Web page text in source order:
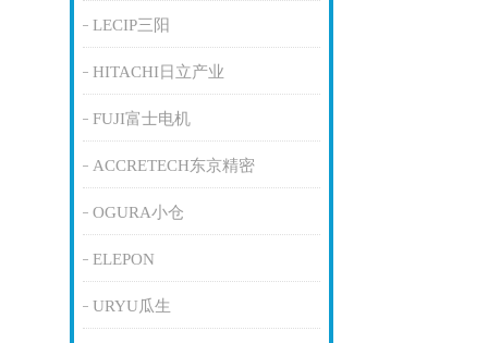
LECIP三阳
HITACHI日立产业
FUJI富士电机
ACCRETECH东京精密
OGURA小仓
ELEPON
URYU瓜生